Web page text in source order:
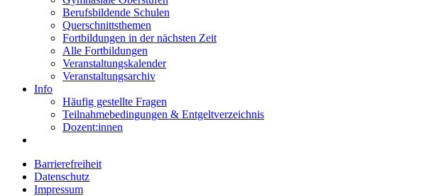
Berufsbildende Schulen
Querschnittsthemen
Fortbildungen in der nächsten Zeit
Alle Fortbildungen
Veranstaltungskalender
Veranstaltungsarchiv
Info
Häufig gestellte Fragen
Teilnahmebedingungen & Entgeltverzeichnis
Dozent:innen
Barrierefreiheit
Datenschutz
Impressum